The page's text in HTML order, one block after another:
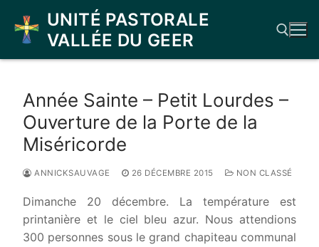
contenu
UNITÉ PASTORALE
VALLÉE DU GEER
Année Sainte – Petit Lourdes –
Ouverture de la Porte de la
Miséricorde
ANNICKSAUVAGE 26 DÉCEMBRE 2015 NON CLASSÉ
Dimanche 20 décembre. La température est
printanière et le ciel bleu azur. Nous attendions
300 personnes sous le grand chapiteau communal